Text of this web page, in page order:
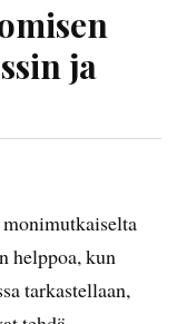
ja
helppoa, kun
tarkastellaan,